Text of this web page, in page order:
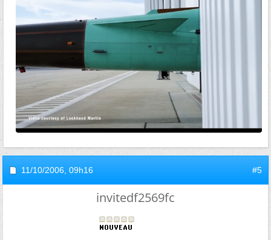
11/10/2006, 09h16 #5
invitedf2569fc